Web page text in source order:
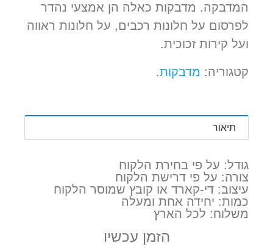
המדבקה. מדבקות כאלה הן אמצעי נהדר
לפרסום על חלונות רכבים, על חלונות ראווה
ועל קירות זכוכית.
קטגוריה: מדבקות.
תיאור
גודל: על פי בחירת הלקוח
צורה: על פי דרישת הלקוח
עיצוב: די-קארד או קובץ שמוסר הלקוח
כמות: יחידה אחת ומעלה
משלוח: לכל הארץ
הזמן עכשיו